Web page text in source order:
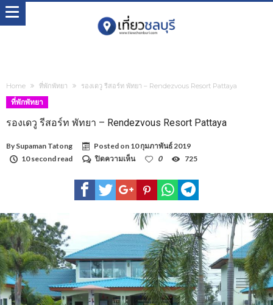
Home ที่พักพัทยา รองเดวู รีสอร์ท พัทยา – Rendezvous Resort Pattaya
ที่พักพัทยา
รองเดวู รีสอร์ท พัทยา – Rendezvous Resort Pattaya
By Supaman Tatong Posted on 10 กุมภาพันธ์ 2019
10 second read
ปิดความเห็นบน
เดวู
รีสอร์ท
พัทยา
Rendezvous
Resort
Pattaya
0 725